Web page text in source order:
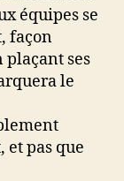
équipes se
façon
plaçant ses
le
et pas que